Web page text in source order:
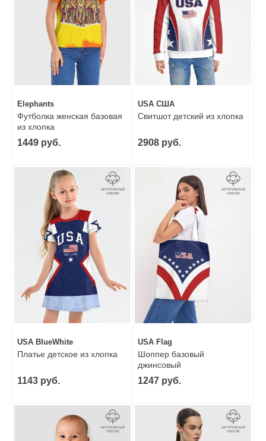
Elephants
Футболка женская базовая
из хлопка
1449 руб.
USA США
Свитшот детский из хлопка
2908 руб.
USA BlueWhite
Платье детское из хлопка
1143 руб.
USA Flag
Шоппер базовый
джинсовый
1247 руб.